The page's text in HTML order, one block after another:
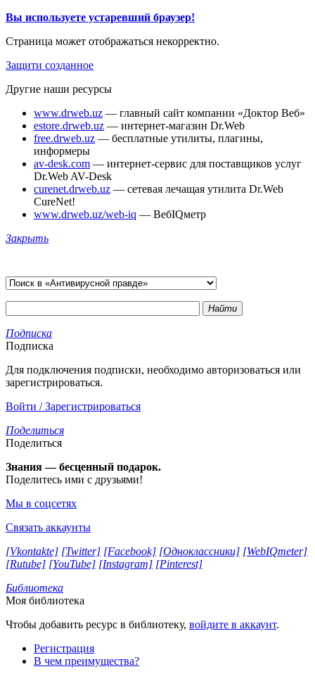
Вы используете устаревший браузер!
Страница может отображаться некорректно.
Защити созданное
Другие наши ресурсы
www.drweb.uz — главный сайт компании «Доктор Веб»
estore.drweb.uz — интернет-магазин Dr.Web
free.drweb.uz — бесплатные утилиты, плагины,
информеры
av-desk.com — интернет-сервис для поставщиков услуг
Dr.Web AV-Desk
curenet.drweb.uz — сетевая лечащая утилита Dr.Web
CureNet!
www.drweb.uz/web-iq — ВебIQметр
Закрыть
Найти
Подписка
Подписка
Для подключения подписки, необходимо авторизоваться или
зарегистрироваться.
Войти / Зарегистрироваться
Поделиться
Поделиться
Знания — бесценный подарок.
Поделитесь ими с друзьями!
Мы в соцсетях
Связать аккаунты
[Vkontakte] [Twitter] [Facebook] [Одноклассники] [WebIQmeter]
[Rutube] [YouTube] [Instagram] [Pinterest]
Библиотека
Моя библиотека
Чтобы добавить ресурс в библиотеку, войдите в аккаунт.
Регистрация
В чем преимущества?